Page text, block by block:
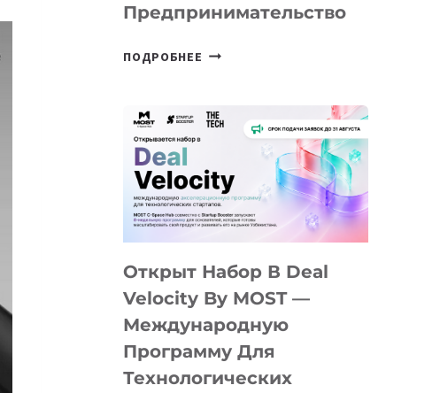
Предпринимательство
ПОДРОБНЕЕ ОТ
АЛМАТЫ:
YOUTH
CAMP
ДАЛ
ПОДРОСТКАМ
БИЛЕТ
IT-
ПРЕДПРИНИМАТЕЛЬСТВО
Открыт Набор В Deal
Velocity By MOST —
Международную
Программу Для
Технологических